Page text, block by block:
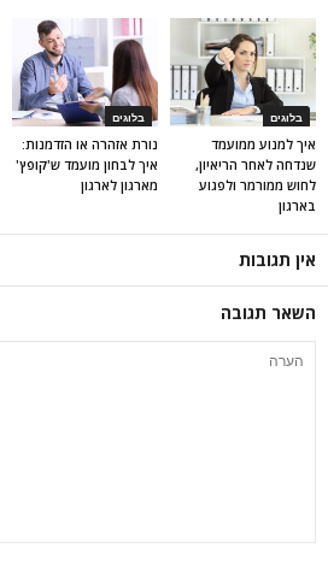
בלוגים
נורת אזהרה או הזדמנות:
איך לבחון מועמד ש'קופץ'
מארגון לארגון
בלוגים
איך למנוע ממועמד
שנדחה לאחר הריאיון,
לחוש ממורמר ולפגוע
בארגון
אין תגובות
השאר תגובה